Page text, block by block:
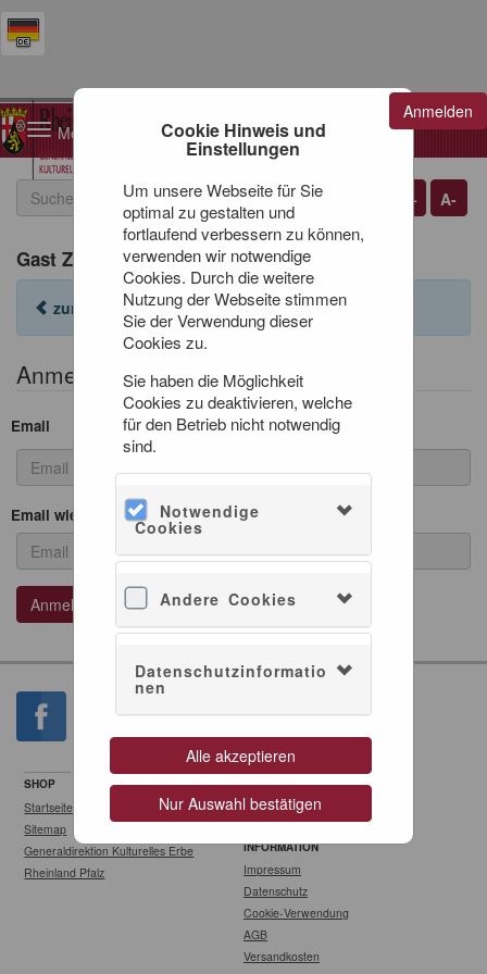
Cookie Hinweis und
Einstellungen
Um unsere Webseite für Sie
optimal zu gestalten und
fortlaufend verbessern zu können,
verwenden wir notwendige
Cookies. Durch die weitere
Nutzung der Webseite stimmen
Sie der Verwendung dieser
Cookies zu.
Sie haben die Möglichkeit
Cookies zu deaktivieren, welche
für den Betrieb nicht notwendig
sind.
Notwendige
Cookies
Andere Cookies
Datenschutzinformatio
nen
Alle akzeptieren
Nur Auswahl bestätigen
0 Artikel
Anmelden
Toggle
navigation
A-
A+
Gast Zugang
zurück zur Anmeldung
Anmeldeformular
Email
Email wiederholen
SHOP
Startseite
Sitemap
Generaldirektion Kulturelles Erbe
Rheinland Pfalz
SERVICE
Konto verwalten
INFORMATION
Impressum
Datenschutz
Cookie-Verwendung
AGB
Versandkosten